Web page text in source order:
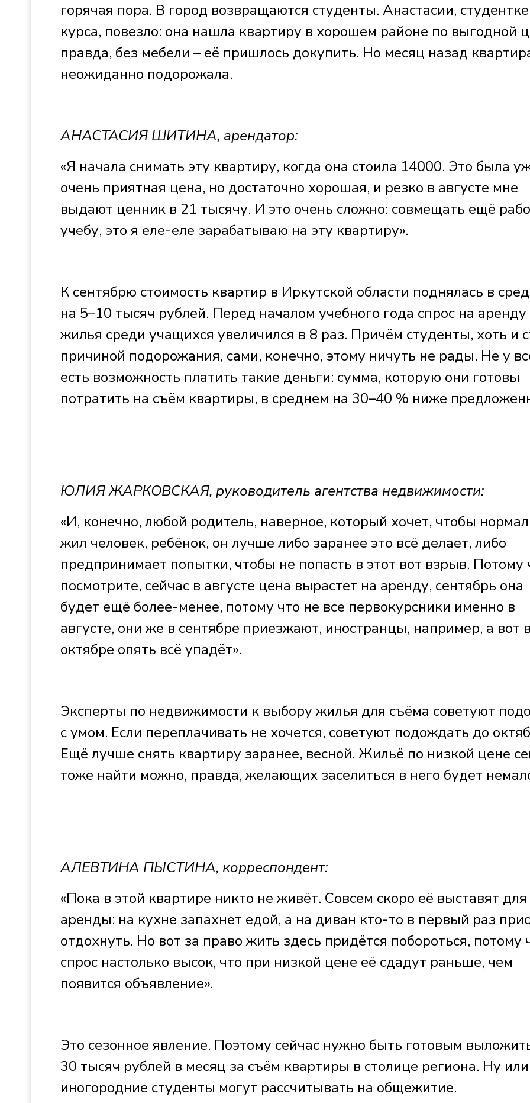
горячая пора. В город возвращаются студенты. Анастасии,
курса, повезло: она нашла квартиру в хорошем районе по выгодной
правда, без мебели – её пришлось докупить. Но месяц назад
неожиданно подорожала.
АНАСТАСИЯ ШИТИНА, арендатор:
«Я начала снимать эту квартиру, когда она стоила 14000. Это была
очень приятная цена, но достаточно хорошая, и резко в августе мне
выдают ценник в 21 тысячу. И это очень сложно: совмещать ещё
учебу, это я еле-еле зарабатываю на эту квартиру».
К сентябрю стоимость квартир в Иркутской области поднялась в
на 5–10 тысяч рублей. Перед началом учебного года спрос на аренду
жилья среди учащихся увеличился в 8 раз. Причём студенты, хоть и
причиной подорожания, сами, конечно, этому ничуть не рады. Не у
есть возможность платить такие деньги: сумма, которую они готовы
потратить на съём квартиры, в среднем на 30–40 % ниже
ЮЛИЯ ЖАРКОВСКАЯ, руководитель агентства недвижимости:
«И, конечно, любой родитель, наверное, который хочет, чтобы
жил человек, ребёнок, он лучше либо заранее это всё делает, либо
предпринимает попытки, чтобы не попасть в этот вот взрыв. Потому
посмотрите, сейчас в августе цена вырастет на аренду, сентябрь она
будет ещё более-менее, потому что не все первокурсники именно в
августе, они же в сентябре приезжают, иностранцы, например, а вот в
октябре опять всё упадёт».
Эксперты по недвижимости к выбору жилья для съёма советуют
с умом. Если переплачивать не хочется, советуют подождать до
Ещё лучше снять квартиру заранее, весной. Жильё по низкой цене
тоже найти можно, правда, желающих заселиться в него будет
АЛЕВТИНА ПЫСТИНА, корреспондент:
«Пока в этой квартире никто не живёт. Совсем скоро её выставят для
аренды: на кухне запахнет едой, а на диван кто-то в первый раз
отдохнуть. Но вот за право жить здесь придётся побороться, потому
спрос настолько высок, что при низкой цене её сдадут раньше, чем
появится объявление».
Это сезонное явление. Поэтому сейчас нужно быть готовым
30 тысяч рублей в месяц за съём квартиры в столице региона. Ну или
иногородние студенты могут рассчитывать на общежитие.